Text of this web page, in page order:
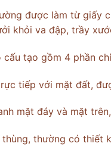
được làm từ giấy
khỏi va đập, trầy
tạo gồm 4 phần
tiếp với mặt đất,
mặt đáy và mặt
thường có thiết